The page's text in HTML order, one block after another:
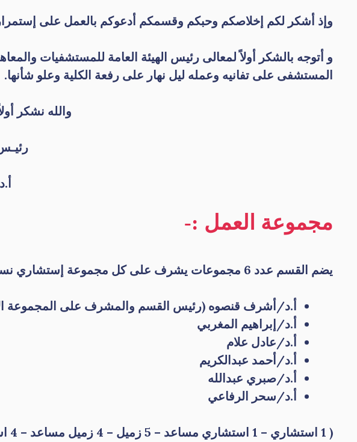
وإذ أشكر لكم إخلاصكم وحبكم وقسمكم أدعوكم بالعمل على
و أتوجه بالشكر أولاً لمعالى رئيس الهيئة العامة للمستشفيات
المستشفى على تفانيه وعمله ليل نهار على رفعة الكلية وعلو شأنها.
والله نشكر
مجموعة العمل :-
يضم القسم عدد 6 مجموعات يشرف على كل مجموعة إستشاري نساء وتوليد من الكفاءات الممتازه وهم :-
أ.د/أشرف قنصوه (رئيس القسم والمشرف على المجموعة
أ.د/إبراهيم المغربي
أ.د/عادل علام
أ.د/أحمد عبدالكريم
أ.د/صبري عبدالله
أ.د/سحر الرفاعي